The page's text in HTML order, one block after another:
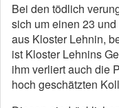
Bei den tödlich
sich um einen 23
aus Kloster Lehnin,
ist Kloster Lehnins
ihm verliert auch die
hoch geschätzten